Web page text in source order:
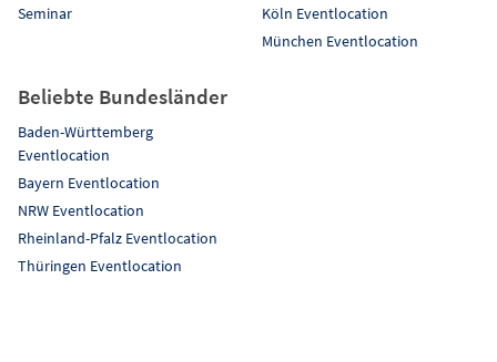
Seminar
Köln Eventlocation
München Eventlocation
Beliebte Bundesländer
Baden-Württemberg
Eventlocation
Bayern Eventlocation
NRW Eventlocation
Rheinland-Pfalz Eventlocation
Thüringen Eventlocation